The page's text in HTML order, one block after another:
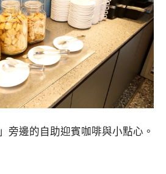
」旁邊的自助迎賓咖啡與小點心。